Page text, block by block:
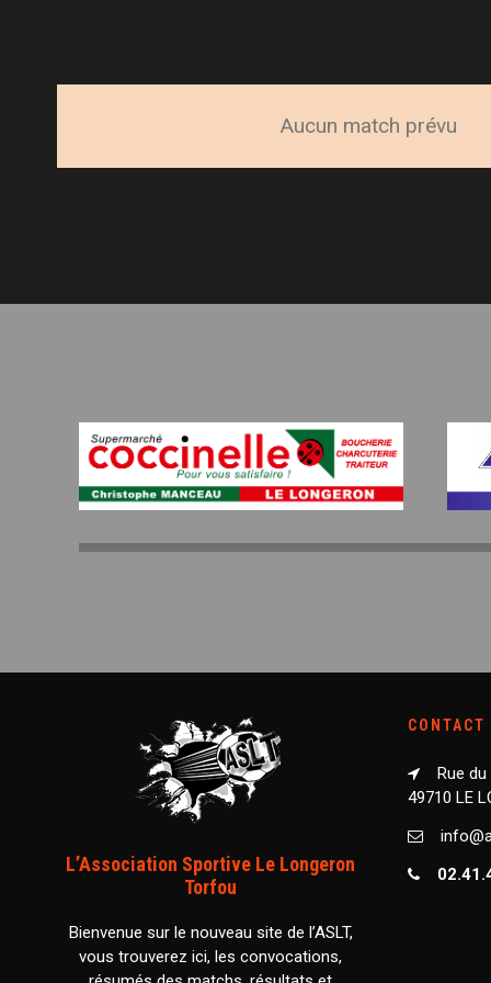
Aucun match prévu
L’Association Sportive Le Longeron
Torfou
Bienvenue sur le nouveau site de l’ASLT,
vous trouverez ici, les convocations,
CONTACT
Rue
49710 LE